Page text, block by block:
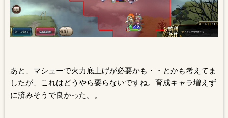
あと、マシューで火力底上げが必要かも・・とかも考えてま
したが、これはどうやら要らないですね。育成キャラ増えず
に済みそうで良かった。。